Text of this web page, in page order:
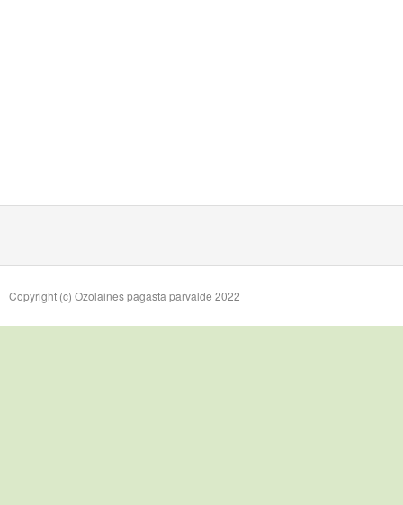
Copyright (c) Ozolaines pagasta pārvalde 2022